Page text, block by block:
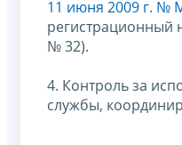
11 июня 2009 г. №
регистрационный
№ 32).
4. Контроль за
службы,